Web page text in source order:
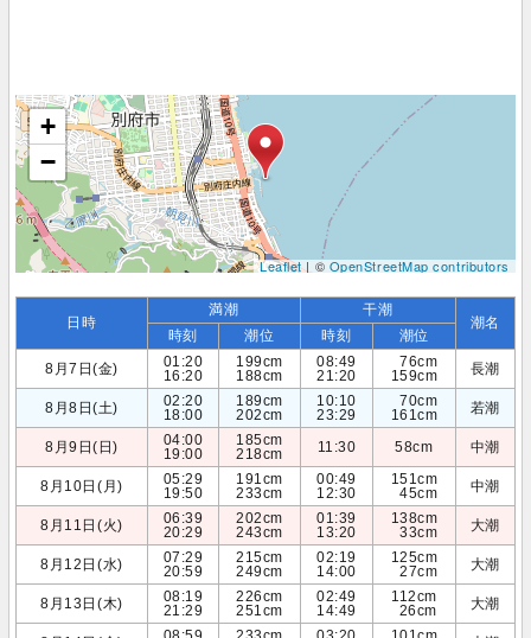
+
−
Leaflet| ©OpenStreetMap contributors
日時
満潮 干潮
潮名
時刻 潮位 時刻
潮位
8月7日(金)
01:20
16:20
199cm
188cm
08:49
21:20
76cm
159cm
長潮
8月8日(土)
02:20
18:00
189cm
202cm
10:10
23:29
70cm
161cm
若潮
8月9日(日)
04:00
19:00
185cm
218cm
11:30 58cm 中潮
8月10日(月)
05:29
19:50
191cm
233cm
00:49
12:30
151cm
45cm
中潮
8月11日(火)
06:39
20:29
202cm
243cm
01:39
13:20
138cm
33cm
大潮
8月12日(水)
07:29
20:59
215cm
249cm
02:19
14:00
125cm
27cm
大潮
8月13日(木)
08:19
21:29
226cm
251cm
02:49
14:49
112cm
26cm
大潮